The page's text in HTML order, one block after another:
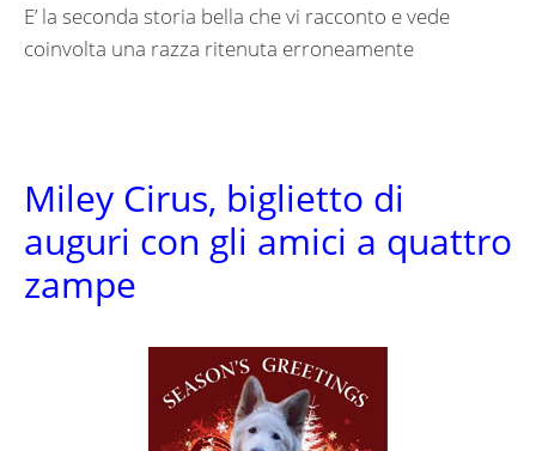
E’ la seconda storia bella che vi racconto e vede
coinvolta una razza ritenuta erroneamente
Miley Cirus, biglietto di
auguri con gli amici a quattro
zampe